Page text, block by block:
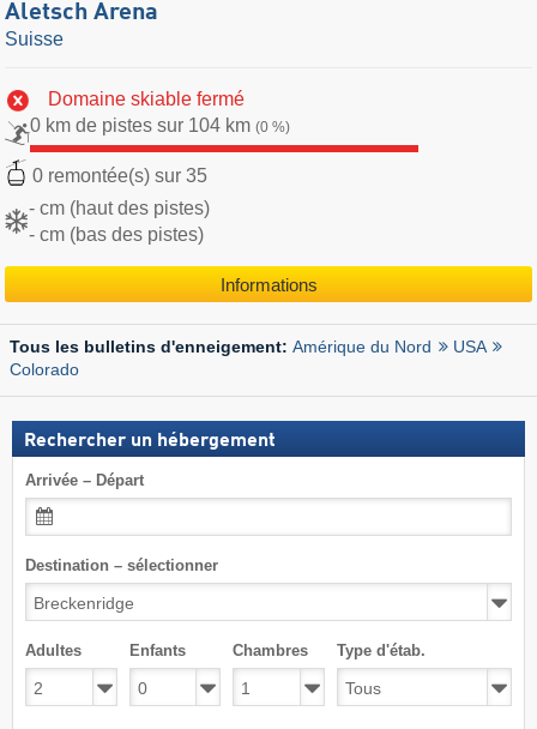
Aletsch Arena
Suisse
Domaine skiable fermé
0 km de pistes sur 104 km (0 %)
0 remontée(s) sur 35
- cm (haut des pistes)
- cm (bas des pistes)
Informations
Tous les bulletins d'enneigement: Amérique du Nord
USA
Colorado
Rechercher un hébergement
Arrivée – Départ
Destination – sélectionner
Adultes Enfants Chambres Type d'étab.